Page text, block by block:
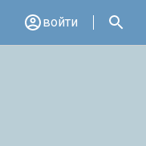
войти